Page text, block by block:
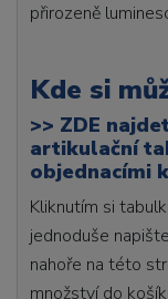
přirozeně
Kde si
>> ZDE
artikulační
objednacími
Kliknutím si
jednoduše
nahoře na této
množství do